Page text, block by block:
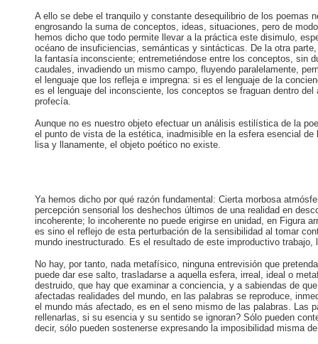
A ello se debe el tranquilo y constante desequilibrio de los poemas
engrosando la suma de conceptos, ideas, situaciones, pero de
hemos dicho que todo permite llevar a la práctica este disimulo,
océano de insuficiencias, semánticas y sintácticas. De la otra
la fantasía inconsciente; entremetiéndose entre los conceptos, sin
caudales, invadiendo un mismo campo, fluyendo paralelamente,
el lenguaje que los refleja e impregna: si es el lenguaje de la
es el lenguaje del inconsciente, los conceptos se fraguan dentro
profecía.
Aunque no es nuestro objeto efectuar un análisis estilística de la
el punto de vista de la estética, inadmisible en la esfera esencial
lisa y llanamente, el objeto poético no existe.
Ya hemos dicho por qué razón fundamental: Cierta morbosa
percepción sensorial los deshechos últimos de una realidad en
incoherente; lo incoherente no puede erigirse en unidad, en Figura
es sino el reflejo de esta perturbación de la sensibilidad al tomar
mundo inestructurado. Es el resultado de este improductivo
No hay, por tanto, nada metafísico, ninguna entrevisión que
puede dar ese salto, trasladarse a aquella esfera, irreal, ideal o
destruido, que hay que examinar a conciencia, y a sabiendas de
afectadas realidades del mundo, en las palabras se reproduce,
el mundo más afectado, es en el seno mismo de las palabras. Las
rellenarlas, si su esencia y su sentido se ignoran? Sólo pueden
decir, sólo pueden sostenerse expresando la imposibilidad misma